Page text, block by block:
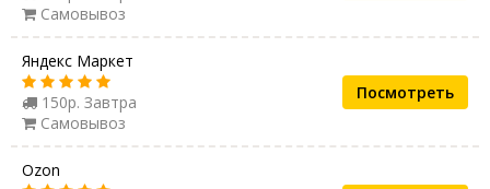
Самовывоз
Яндекс Маркет
150р. Завтра
Самовывоз
Посмотреть
Ozon